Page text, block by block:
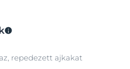
repedezett ajkakat